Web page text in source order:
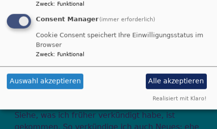
Spielenachmittag
Siehe, was ich früher verkündigt habe, ist
gekommen. So verkündige ich auch Neues; ehe
Zweck: Funktional
Consent Manager (immer erforderlich)
Cookie Consent speichert Ihre Einwilligungsstatus im
Browser
Zweck: Funktional
Auswahl akzeptieren Alle akzeptieren
Realisiert mit Klaro!